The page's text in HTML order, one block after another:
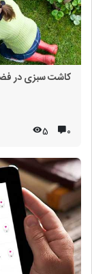
کاشت سبزی در
۰ 5